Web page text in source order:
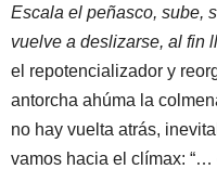
Escala el peñasco, sube,
vuelve a deslizarse, al fin
el repotencializador y
antorcha ahúma la
no hay vuelta atrás,
vamos hacia el clímax: